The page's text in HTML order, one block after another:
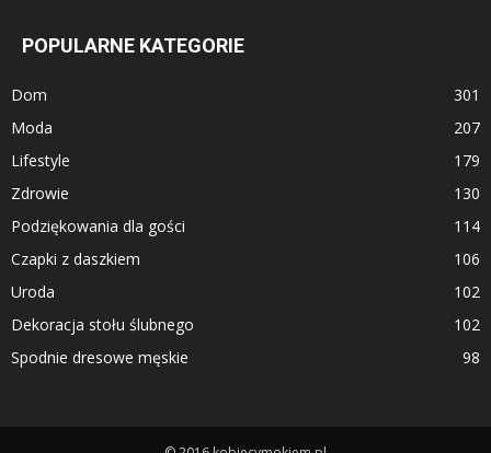
POPULARNE KATEGORIE
Dom
301
Moda
207
Lifestyle
179
Zdrowie
130
Podziękowania dla gości
114
Czapki z daszkiem
106
Uroda
102
Dekoracja stołu ślubnego
102
Spodnie dresowe męskie
98